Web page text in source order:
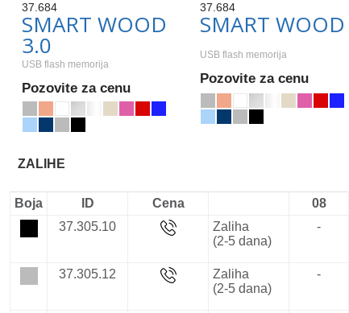
37.684
SMART WOOD
3.0
USB flash memorija
Pozovite za cenu
37.684
SMART WOOD
USB flash memorija
Pozovite za cenu
ZALIHE
Boja ID Cena 08
37.305.10
Zaliha
(2-5 dana)
-
37.305.12
Zaliha
(2-5 dana)
-